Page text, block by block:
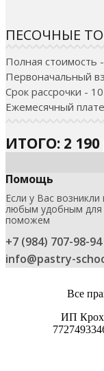
ПЕСОЧНЫЕ
Полная стоимость
Первоначальный
Срок рассрочки -
Ежемесячный
ИТОГО: 2
Помощь
Если у Вас
любым удобным
поможем
+7 (984) 707-98-94
info@pastry-
Все
ИП